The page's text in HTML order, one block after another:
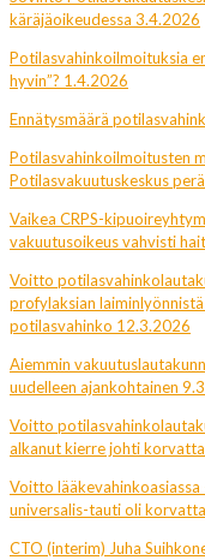
käräjäoikeudessa 3.4.2026
Potilasvahinkoilmoituksia
hyvin”? 1.4.2026
Ennätysmäärä
Potilasvahinkoilmoitusten
Potilasvakuutuskeskus
Vaikea CRPS-
vakuutusoikeus vahvisti
Voitto
profylaksian
potilasvahinko 12.3.2026
Aiemmin
uudelleen ajankohtainen
Voitto
alkanut kierre johti
Voitto
universalis-tauti oli
CTO (interim) Juha